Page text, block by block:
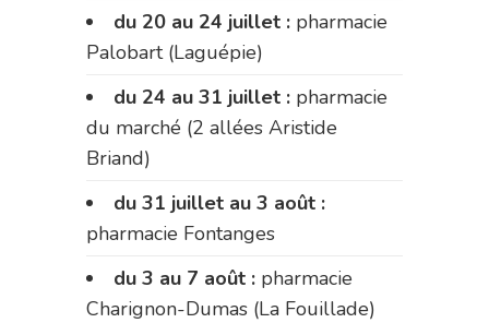
du 20 au 24 juillet : pharmacie
Palobart (Laguépie)
du 24 au 31 juillet : pharmacie
du marché (2 allées Aristide
Briand)
du 31 juillet au 3 août :
pharmacie Fontanges
du 3 au 7 août : pharmacie
Charignon-Dumas (La Fouillade)